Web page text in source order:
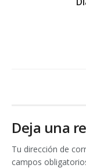
Deja una
Tu dirección de
campos